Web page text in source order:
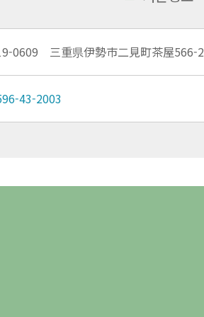
0609 三重県伊勢市二見町茶屋566-2
43-2003